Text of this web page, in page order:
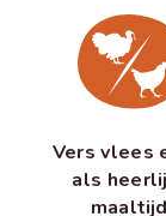
Vers vlees
als